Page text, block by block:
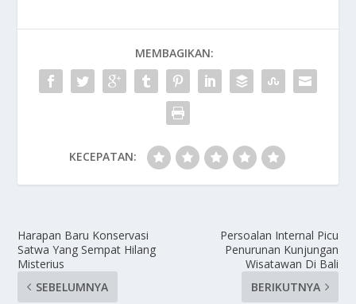
MEMBAGIKAN:
KECEPATAN:
Harapan Baru Konservasi
Satwa Yang Sempat Hilang
Misterius
SEBELUMNYA
Persoalan Internal Picu
Penurunan Kunjungan
Wisatawan Di Bali
BERIKUTNYA